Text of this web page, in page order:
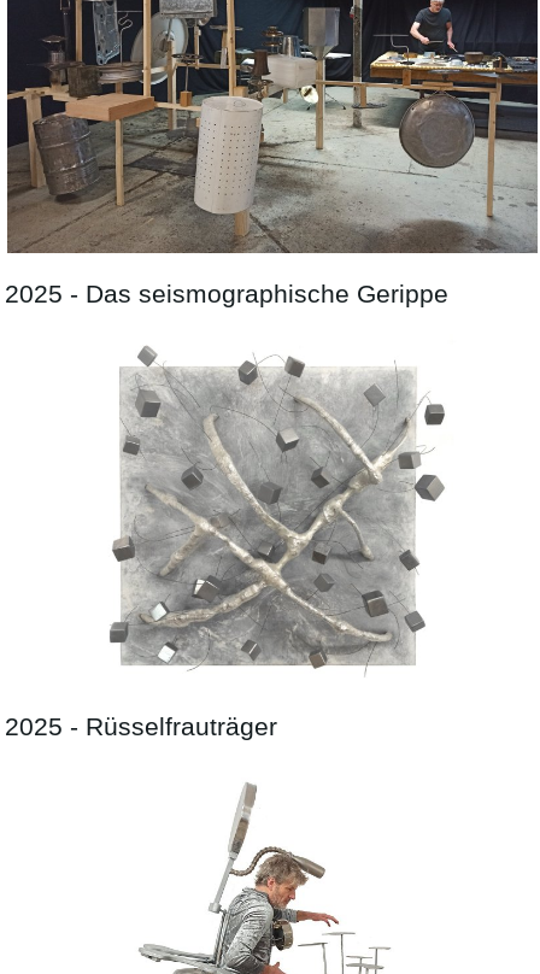
2025 - Das seismographische Gerippe
2025 - Rüsselfrauträger